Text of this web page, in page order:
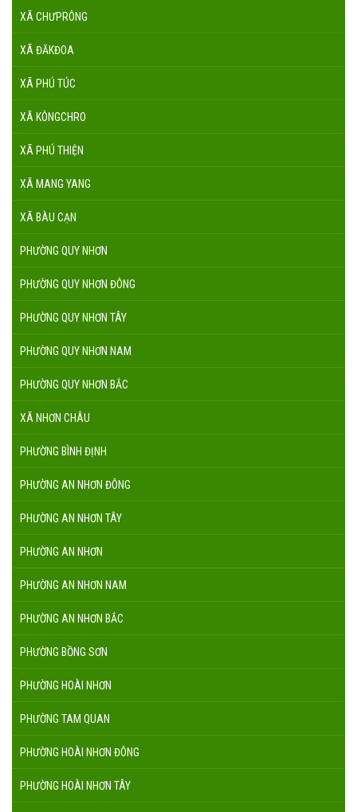
XÃ CHƯPRÔNG
XÃ ĐĂKĐOA
XÃ PHÚ TÚC
XÃ KÔNGCHRO
XÃ PHÚ THIỆN
XÃ MANG YANG
XÃ BÀU CẠN
PHƯỜNG QUY NHƠN
PHƯỜNG QUY NHƠN ĐÔNG
PHƯỜNG QUY NHƠN TÂY
PHƯỜNG QUY NHƠN NAM
PHƯỜNG QUY NHƠN BẮC
XÃ NHƠN CHÂU
PHƯỜNG BÌNH ĐỊNH
PHƯỜNG AN NHƠN ĐÔNG
PHƯỜNG AN NHƠN TÂY
PHƯỜNG AN NHƠN
PHƯỜNG AN NHƠN NAM
PHƯỜNG AN NHƠN BẮC
PHƯỜNG BỒNG SƠN
PHƯỜNG HOÀI NHƠN
PHƯỜNG TAM QUAN
PHƯỜNG HOÀI NHƠN ĐÔNG
PHƯỜNG HOÀI NHƠN TÂY